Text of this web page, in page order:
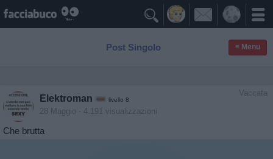

Post Singolo ≡ Menu
Vaccata
Elektroman livello 8
28 Maggio - 4.191 visualizzazioni
Che brutta